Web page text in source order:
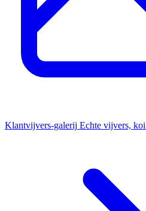
Klantvijvers-galerij Echte vijvers,